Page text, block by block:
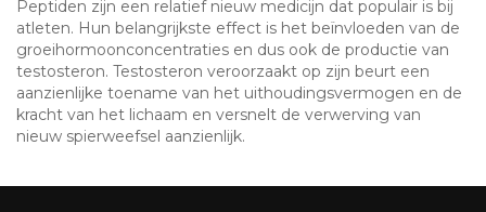
Peptiden zijn een relatief nieuw medicijn dat populair is bij
atleten. Hun belangrijkste effect is het beïnvloeden van de
groeihormoonconcentraties en dus ook de productie van
testosteron. Testosteron veroorzaakt op zijn beurt een
aanzienlijke toename van het uithoudingsvermogen en de
kracht van het lichaam en versnelt de verwerving van
nieuw spierweefsel aanzienlijk.